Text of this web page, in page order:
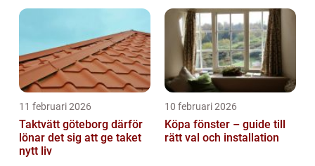
11 februari 2026
Taktvätt göteborg därför
lönar det sig att ge taket
nytt liv
10 februari 2026
Köpa fönster – guide till
rätt val och installation